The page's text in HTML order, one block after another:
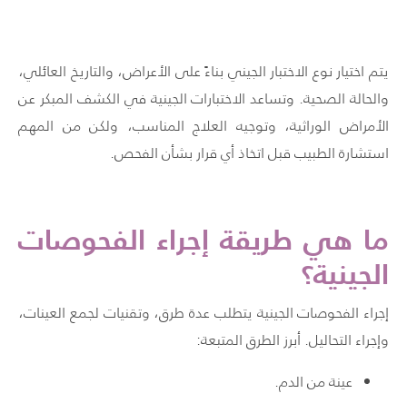
يتم اختيار نوع الاختبار الجيني بناءً على الأعراض، والتاريخ العائلي،
والحالة الصحية. وتساعد الاختبارات الجينية في الكشف المبكر عن
الأمراض الوراثية، وتوجيه العلاج المناسب، ولكن من المهم
استشارة الطبيب قبل اتخاذ أي قرار بشأن الفحص.
ما هي طريقة إجراء الفحوصات
الجينية؟
إجراء الفحوصات الجينية يتطلب عدة طرق، وتقنيات لجمع العينات،
وإجراء التحاليل. أبرز الطرق المتبعة:
عينة من الدم.